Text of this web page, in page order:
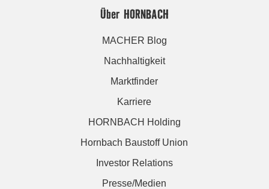
Über HORNBACH
MACHER Blog
Nachhaltigkeit
Marktfinder
Karriere
HORNBACH Holding
Hornbach Baustoff Union
Investor Relations
Presse/Medien